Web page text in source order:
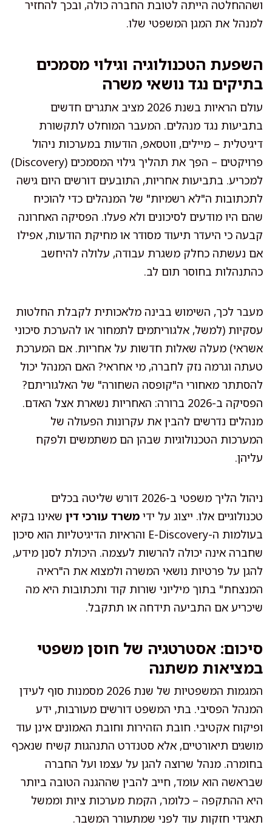
ושההחלטה הייתה לטובת החברה כולה, ובכך להחזיר
למנהל את המגן המשפטי שלו.
השפעת הטכנולוגיה וגילוי מסמכים
בתיקים נגד נושאי משרה
עולם הראיות בשנת 2026 מציב אתגרים חדשים
בתביעות נגד מנהלים. המעבר המוחלט לתקשורת
דיגיטלית – מיילים, ווטסאפ, הודעות במערכות ניהול
פרויקטים – הפך את תהליך גילוי המסמכים (Discovery)
למכריע. בתביעות אחריות, התובעים דורשים היום גישה
לתכתובות ה"לא רשמיות" של המנהלים כדי להוכיח
שהם היו מודעים לסיכונים ולא פעלו. הפסיקה האחרונה
קבעה כי היעדר תיעוד מסודר או מחיקת הודעות, אפילו
אם נעשתה כחלק משגרת עבודה, עלולה להיחשב
כהתנהלות בחוסר תום לב.
מעבר לכך, השימוש בבינה מלאכותית לקבלת החלטות
עסקיות (למשל, אלגוריתמים לתמחור או להערכת סיכוני
אשראי) מעלה שאלות חדשות על אחריות. אם המערכת
טעתה וגרמה נזק לחברה, מי אחראי? האם המנהל יכול
להסתתר מאחורי ה"קופסה השחורה" של האלגוריתם?
הפסיקה ב-2026 ברורה: האחריות נשארת אצל האדם.
מנהלים נדרשים להבין את עקרונות הפעולה של
המערכות הטכנולוגיות שבהן הם משתמשים ולפקח
עליהן.
ניהול הליך משפטי ב-2026 דורש שליטה בכלים
טכנולוגיים אלו. ייצוג על ידי משרד עורכי דין שאינו בקיא
בעולמות ה-E-Discovery והראיות הדיגיטליות הוא סיכון
שחברה אינה יכולה להרשות לעצמה. היכולת לסנן מידע,
להגן על פרטיות נושאי המשרה ולמצוא את ה"ראיה
המנצחת" בתוך מיליוני שורות קוד ותכתובות היא מה
שיכריע אם התביעה תידחה או תתקבל.
סיכום: אסטרטגיה של חוסן משפטי
במציאות משתנה
המגמות המשפטיות של שנת 2026 מסמנות סוף לעידן
המנהל הפסיבי. בתי המשפט דורשים מעורבות, ידע
ופיקוח אקטיבי. חובת הזהירות וחובת האמונים אינן עוד
מושגים תיאורטיים, אלא סטנדרט התנהגות קשיח שנאכף
בחומרה. מנהל שרוצה להגן על עצמו ועל החברה
שבראשה הוא עומד, חייב להבין שההגנה הטובה ביותר
היא ההתקפה – כלומר, הקמת מערכות ציות וממשל
תאגידי חזקות עוד לפני שמתעורר המשבר.